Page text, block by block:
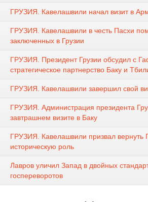
ГРУЗИЯ. Кавелашвили начал визит в
ГРУЗИЯ. Кавелашвили в честь Пасхи
заключенных в Грузии
ГРУЗИЯ. Президент Грузии обсудил с
стратегическое партнерство Баку и
ГРУЗИЯ. Кавелашвили завершил свой
ГРУЗИЯ. Администрация президента
завтрашнем визите в Баку
ГРУЗИЯ. Кавелашвили призвал вернуть
историческую роль
Лавров уличил Запад в двойных
госпереворотов